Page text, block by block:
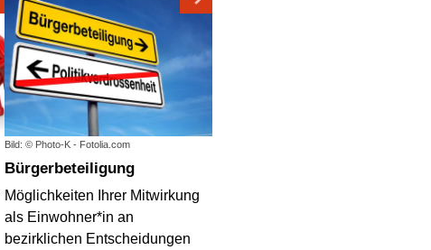
Bild: © Photo-K - Fotolia.com
Bürgerbeteiligung
Möglichkeiten Ihrer Mitwirkung
als Einwohner*in an
bezirklichen Entscheidungen